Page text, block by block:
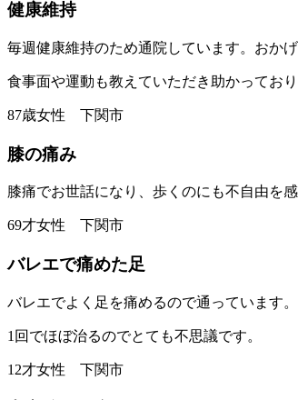
健康維持
毎週健康維持のため通院しています。おか
食事面や運動も教えていただき助かってお
87歳女性 下関市
膝の痛み
膝痛でお世話になり、歩くのにも不自由を
69才女性 下関市
バレエで痛めた足
バレエでよく足を痛めるので通っています。
1回でほぼ治るのでとても不思議です。
12才女性 下関市